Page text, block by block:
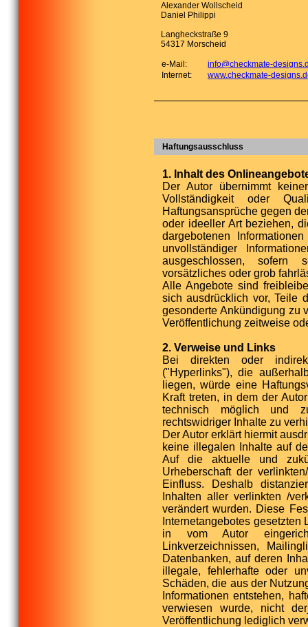
Alexander Wollscheid
Daniel Philippi
Langheckstraße 9
54317 Morscheid
e-Mail:
info@checkmate-
Internet:
www.checkmate-
Haftungsausschluss
1. Inhalt des
Der Autor übernimmt
Vollständigkeit oder
Haftungsansprüche gegen
oder ideeller Art beziehen,
dargebotenen
unvollständiger
ausgeschlossen, sofern
vorsätzliches oder grob
Alle Angebote sind
sich ausdrücklich vor, Teile
gesonderte Ankündigung zu
Veröffentlichung zeitweise
2. Verweise und Links
Bei direkten oder
("Hyperlinks"), die
liegen, würde eine
Kraft treten, in dem der
technisch möglich und
rechtswidriger Inhalte zu
Der Autor erklärt hiermit
keine illegalen Inhalte auf
Auf die aktuelle und
Urheberschaft der
Einfluss. Deshalb
Inhalten aller verlinkten /
verändert wurden. Diese
Internetangebotes
in vom Autor
Linkverzeichnissen,
Datenbanken, auf deren
illegale, fehlerhafte oder
Schäden, die aus der
Informationen entstehen,
verwiesen wurde, nicht
Veröffentlichung lediglich